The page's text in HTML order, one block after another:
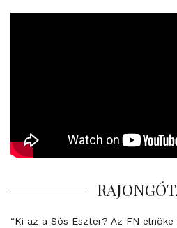
“Ki az a Sós Eszter? Az FN